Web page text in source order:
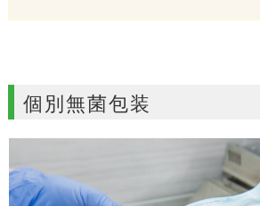
個別無菌包装